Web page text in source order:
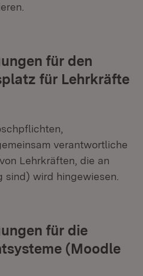
für den
für Lehrkräfte
verantwortliche
Lehrkräften, die an
sind) wird hingewiesen.
für die
(Moodle